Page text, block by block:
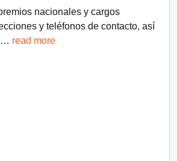
nacionales y cargos
y teléfonos de contacto, así
… read more